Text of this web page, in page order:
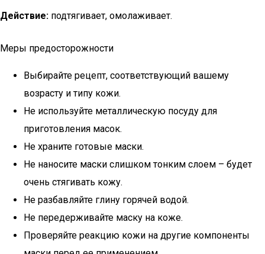
Действие: подтягивает, омолаживает.
Меры предосторожности
Выбирайте рецепт, соответствующий вашему
возрасту и типу кожи.
Не используйте металлическую посуду для
приготовления масок.
Не храните готовые маски.
Не наносите маски слишком тонким слоем – будет
очень стягивать кожу.
Не разбавляйте глину горячей водой.
Не передерживайте маску на коже.
Проверяйте реакцию кожи на другие компоненты